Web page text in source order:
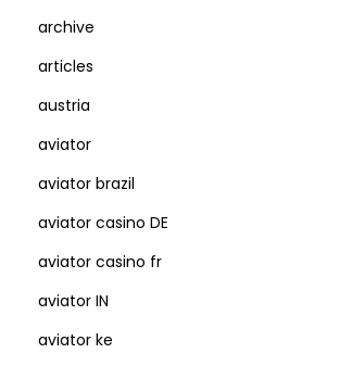
archive
articles
austria
aviator
aviator brazil
aviator casino DE
aviator casino fr
aviator IN
aviator ke